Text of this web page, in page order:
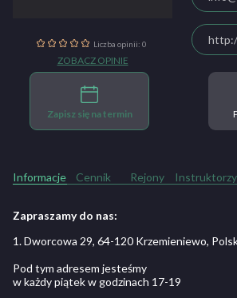
Liczba opinii: 0
ZOBACZ OPINIE
Zapisz się na termin
Informacje Cennik Rejony Instruktorzy
Zapraszamy do nas:
1. Dworcowa 29, 64-120 Krzemieniewo,
Pod tym adresem jesteśmy
w każdy piątek w godzinach 17-19